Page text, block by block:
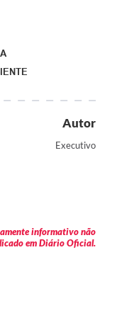
Autor
Executivo
informativo não
em Diário Oficial.